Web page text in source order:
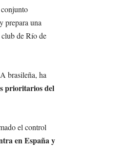
y prepara una
de Río de
brasileña, ha
prioritarios del
el control
en España y